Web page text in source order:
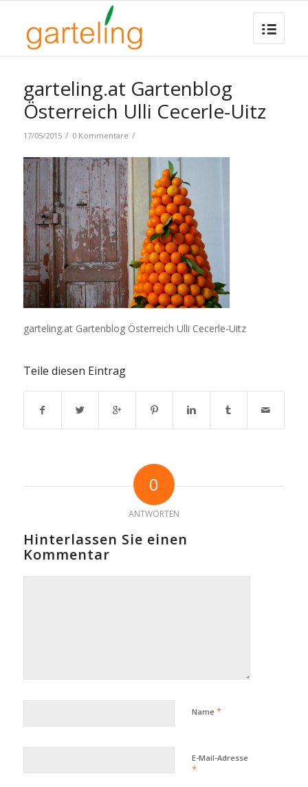
garteling.at Gartenblog
Österreich Ulli Cecerle-Uitz
17/05/2015 / 0 Kommentare /
garteling.at Gartenblog Österreich Ulli Cecerle-Uitz
Teile diesen Eintrag
0
ANTWORTEN
Hinterlassen Sie einen
Kommentar
Name *
E-Mail-Adresse
*